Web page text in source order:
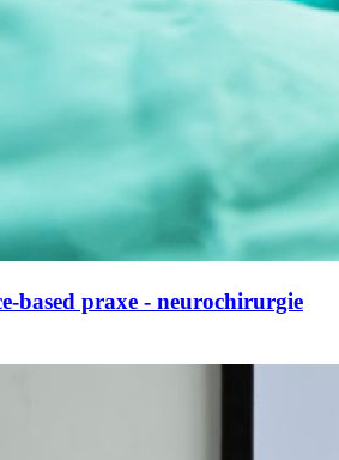
based praxe - neurochirurgie